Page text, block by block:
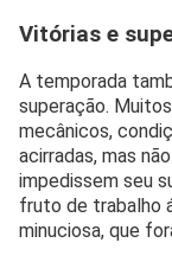
Vitórias e
A temporada
superação.
mecânicos,
acirradas, mas
impedissem seu
fruto de trabalho
minuciosa, que